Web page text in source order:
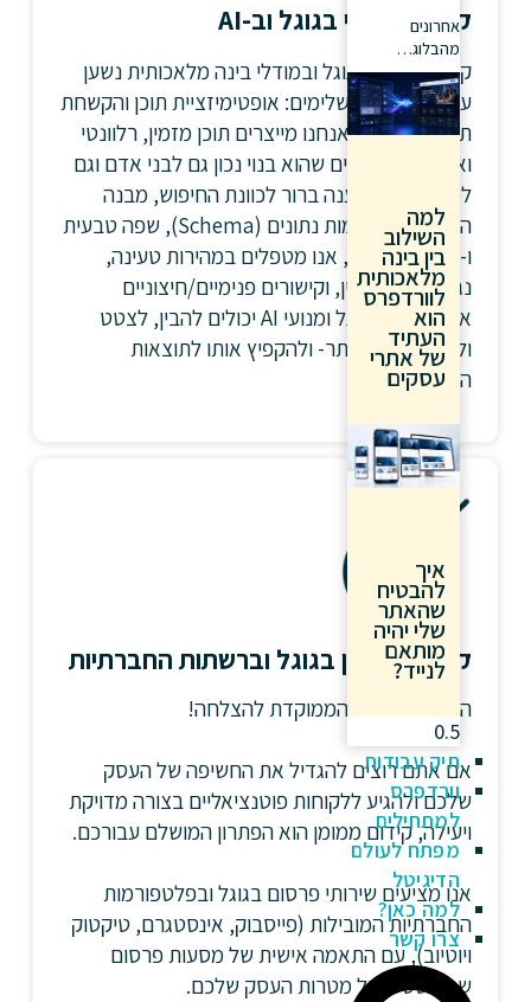
אחרונים
מהבלוג…
למה
השילוב
בין בינה
מלאכותית
לוורדפרס
הוא
העתיד
של אתרי
עסקים
איך
להבטיח
שהאתר
שלי יהיה
מותאם
לנייד?
תיק עבודות
וורדפרס
למתחילים
מפתח לעולם
הדיגיטל
למה כאן?
צרו קשר
קידום אורגני בגוגל וב-AI
קידום אורגני בגוגל ובמודלי בינה מלאכותית נשען
על שני צירים משלימים: אופטימיזציית תוכן והקשחת
תשתית טכנית. אנחנו מייצרים תוכן מזמין, רלוונטי
ואותנטי, ומוודאים שהוא בנוי נכון גם לבני אדם וגם
למודלים עם מענה ברור לכוונת החיפוש, מבנה
היררכי נקי, סכמות נתונים (Schema), שפה טבעית
ו-NLP. במקביל, אנו מטפלים במהירות טעינה,
נגישות, קוד תקין, וקישורים פנימיים/חיצוניים
איכותיים. כך גוגל ומנועי AI יכולים להבין, לצטט
ולהמליץ על האתר- ולהקפיץ אותו לתוצאות
הראשונות.
קידום ממומן בגוגל וברשתות החברתיות
הדרך המהירה והממוקדת להצלחה!
אם אתם רוצים להגדיל את החשיפה של העסק
שלכם ולהגיע ללקוחות פוטנציאליים בצורה מדויקת
ויעילה, קידום ממומן הוא הפתרון המושלם עבורכם.
אנו מציעים שירותי פרסום בגוגל ובפלטפורמות
החברתיות המובילות (פייסבוק, אינסטגרם, טיקטוק
ויוטיוב), עם התאמה אישית של מסעות פרסום
שמבוססים על מטרות העסק שלכם.